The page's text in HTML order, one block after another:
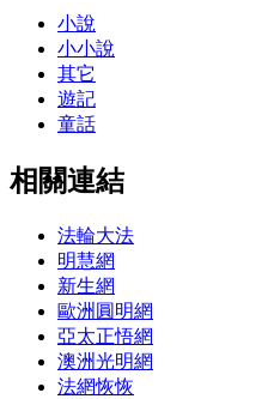
小說
小小說
其它
遊記
童話
相關連結
法輪大法
明慧網
新生網
歐洲圓明網
亞太正悟網
澳洲光明網
法網恢恢